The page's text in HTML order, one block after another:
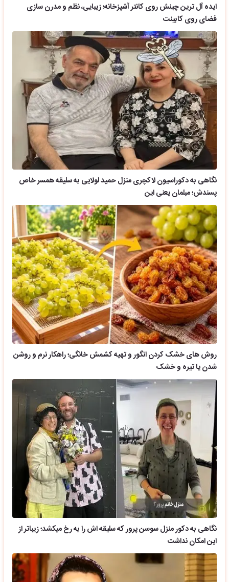
ایده آل ترین چینش روی کانتر آشپزخانه؛ زیبایی، نظم و مدرن سازی
فضای روی کابینت
نگاهی به دکوراسیون لاکچری منزل حمید لولایی به سلیقه همسر خاص
پسندش؛ مبلمان یعنی این
روش های خشک کردن انگور و تهیه کشمش خانگی؛ راهکار نرم و روشن
شدن یا تیره و خشک
نگاهی به دکور منزل سوسن پرور که سلیقه اش را به رخ میکشد؛ زیباتر از
این امکان نداشت